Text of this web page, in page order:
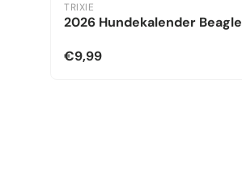
TRIXIE
2026 Hundekalender Beagle
€9,99